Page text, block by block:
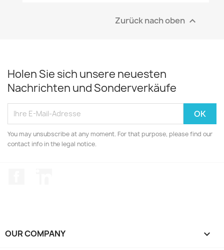
Zurück nach oben 
Holen Sie sich unsere neuesten
Nachrichten und Sonderverkäufe
You may unsubscribe at any moment. For that purpose, please find our
contact info in the legal notice.
OUR COMPANY 